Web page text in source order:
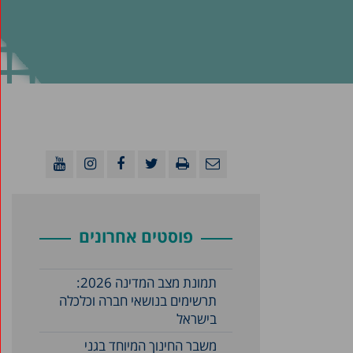
פוסטים אחרונים
תמונת מצב המדינה 2026:
תרשימים בנושאי חברה וכלכלה
בישראל
משבר החינוך המיוחד בגני